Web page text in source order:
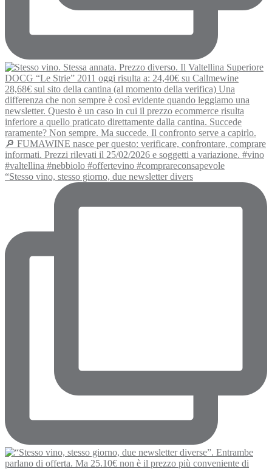
“Stesso vino, stesso giorno, due newsletter divers